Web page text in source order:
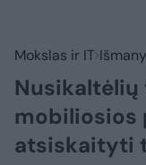
Mokslas ir IT
mobiliosios
atsiskaityti